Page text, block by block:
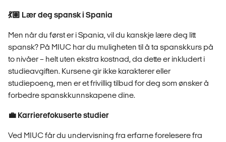
💃🏽 Lær deg spansk i Spania
Men når du først er i Spania, vil du kanskje lære deg litt
spansk? På MIUC har du muligheten til å ta spanskkurs på
to nivåer – helt uten ekstra kostnad, da dette er inkludert i
studieavgiften. Kursene gir ikke karakterer eller
studiepoeng, men er et frivillig tilbud for deg som ønsker å
forbedre spanskkunnskapene dine.
💼 Karrierefokuserte studier
Ved MIUC får du undervisning fra erfarne forelesere fra